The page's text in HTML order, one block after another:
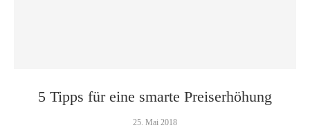
5 Tipps für eine smarte Preis­erhöhung
25. Mai 2018